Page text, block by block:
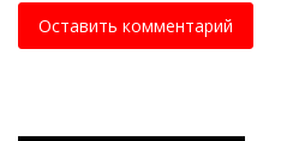
Оставить комментарий